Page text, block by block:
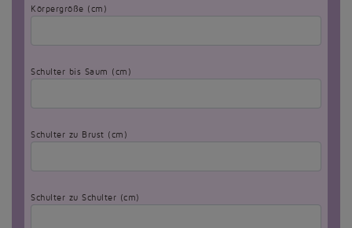
Körpergröße (cm)
Schulter bis Saum (cm)
Schulter zu Brust (cm)
Schulter zu Schulter (cm)